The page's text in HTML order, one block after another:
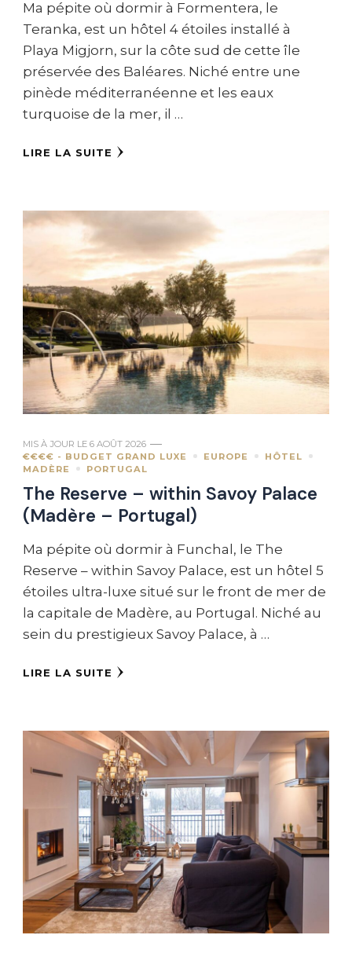
Ma pépite où dormir à Formentera, le
Teranka, est un hôtel 4 étoiles installé à
Playa Migjorn, sur la côte sud de cette île
préservée des Baléares. Niché entre une
pinède méditerranéenne et les eaux
turquoise de la mer, il …
LIRE LA SUITE
MIS À JOUR LE 6 AOÛT 2026
€€€€ - BUDGET GRAND LUXE
EUROPE
HÔTEL
MADÈRE
PORTUGAL
The Reserve – within Savoy Palace
(Madère – Portugal)
Ma pépite où dormir à Funchal, le The
Reserve – within Savoy Palace, est un hôtel 5
étoiles ultra-luxe situé sur le front de mer de
la capitale de Madère, au Portugal. Niché au
sein du prestigieux Savoy Palace, à …
LIRE LA SUITE